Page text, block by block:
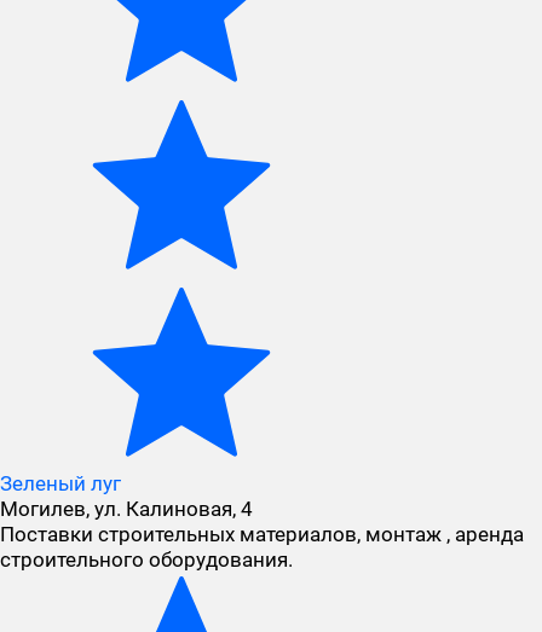
Зеленый луг
Могилев, ул. Калиновая, 4
Поставки строительных материалов, монтаж , аренда
строительного оборудования.